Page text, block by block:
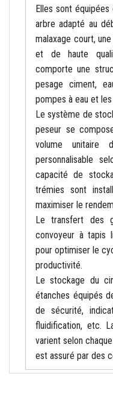
Elles sont équipées
arbre adapté au
malaxage court,
et de haute
comporte une
pesage ciment,
pompes à eau et
Le système de
peseur se
volume unitaire
personnalisable
capacité de
trémies sont
maximiser le
Le transfert des
convoyeur à tapis
pour optimiser le
productivité.
Le stockage du
étanches équipés
de sécurité,
fluidification, etc.
varient selon
est assuré par des